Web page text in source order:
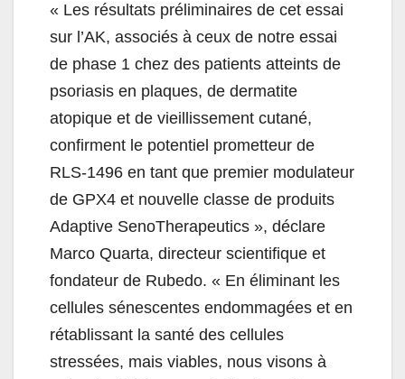
« Les résultats préliminaires de cet essai
sur l’AK, associés à ceux de notre essai
de phase 1 chez des patients atteints de
psoriasis en plaques, de dermatite
atopique et de vieillissement cutané,
confirment le potentiel prometteur de
RLS-1496 en tant que premier modulateur
de GPX4 et nouvelle classe de produits
Adaptive SenoTherapeutics », déclare
Marco Quarta, directeur scientifique et
fondateur de Rubedo. « En éliminant les
cellules sénescentes endommagées et en
rétablissant la santé des cellules
stressées, mais viables, nous visons à